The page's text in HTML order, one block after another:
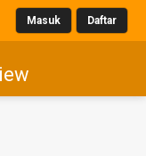
Masuk Daftar